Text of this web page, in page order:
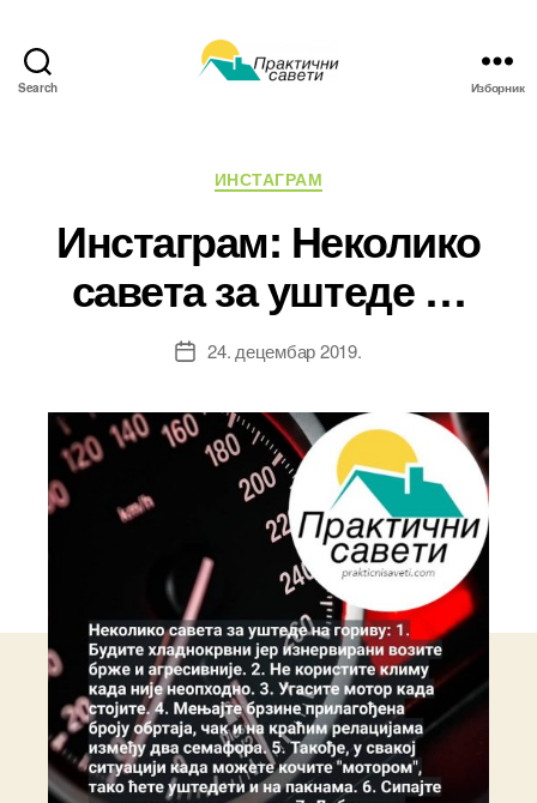
Search Изборник
Категорије
ИНСТАГРАМ
Инстаграм: Неколико
савета за уштеде …
Датум24. децембар 2019.